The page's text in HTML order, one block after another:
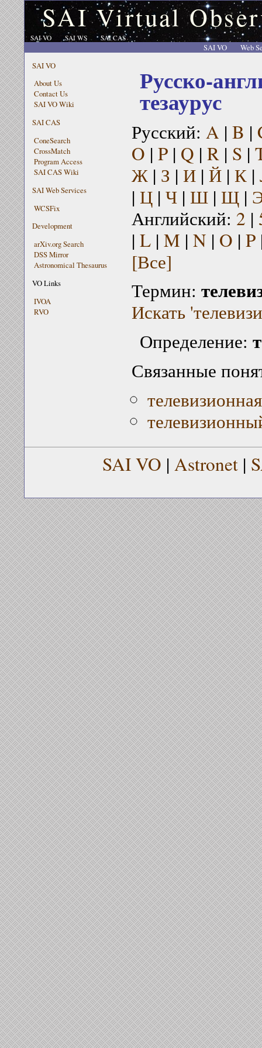
SAI Virtual
SAI VO SAI WS SAI CAS
SAI VO
Web
SAI VO
About Us
Contact Us
SAI VO Wiki
SAI CAS
ConeSearch
CrossMatch
Program Access
SAI CAS Wiki
SAI Web Services
WCSFix
Development
arXiv.org Search
DSS Mirror
Astronomical Thesaurus
VO Links
IVOA
RVO
Русско-
тезаурус
Русский: A | B |
O | P| Q | R| S |
Ж| З | И| Й| К|
| Ц| Ч| Ш| Щ|
Английский: 2 |
| L| M | N | O | P
[Все]
Термин:
Искать
Определение:
Связанные
SAI VO | Astronet |